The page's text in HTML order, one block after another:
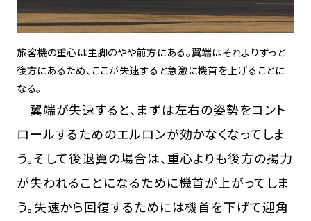
旅客機の重心は主脚のやや前方にある。翼端はそれよりずっと
後方にあるため、ここが失速すると急激に機首を上げることに
なる。
翼端が失速すると、まずは左右の姿勢をコント
ロールするためのエルロンが効かなくなってしま
う。そして後退翼の場合は、重心よりも後方の揚力
が失われることになるために機首が上がってしま
う。失速から回復するためには機首を下げて迎角